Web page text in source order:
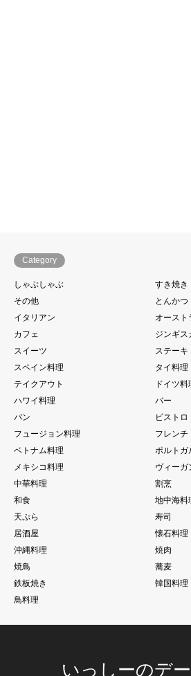
Category
しゃぶしゃぶ
すき焼き
その他
とんかつ
イタリアン
オースト
カフェ
ジンギス
スイーツ
ステーキ
スペイン料理
タイ料理
テイクアウト
ドイツ料
ハワイ料理
バー
パン
ビストロ
フュージョン料理
フレンチ
ベトナム料理
ポルトガ
メキシコ料理
ヴィーガ
中華料理
割烹
和食
地中海料
天ぷら
寿司
居酒屋
懐石料理
沖縄料理
焼肉
焼鳥
蕎麦
鉄板焼き
韓国料理
鳥料理
いっしーのデ